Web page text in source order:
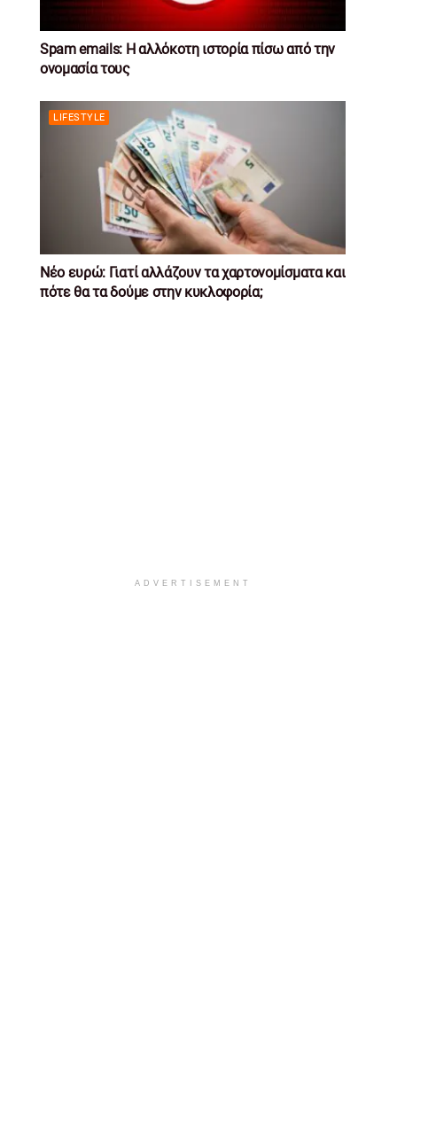
Spam emails: Η αλλόκοτη ιστορία πίσω από την
ονομασία τους
LIFESTYLE
Νέο ευρώ: Γιατί αλλάζουν τα χαρτονομίσματα και
πότε θα τα δούμε στην κυκλοφορία;
ADVERTISEMENT